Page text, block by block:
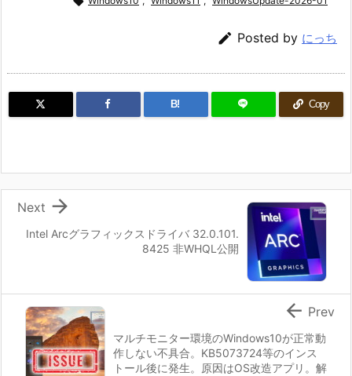
 Posted by にっち
B! Copy
Intel Arcグラフィックスドライバ 32.0.101.
8425 非WHQL公開

Next
マルチモニター環境のWindows10が正常動
作しない不具合。KB5073724等のインス
トール後に発生。原因はOS改造アプリ。解
 Prev